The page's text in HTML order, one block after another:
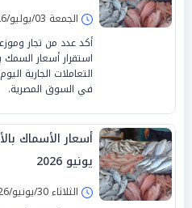
الجمعة 03/يوليو/2026 - 09:30 ص
أكد عدد من تجار
استقرار أسعار السمك
في السوق المصرية.
يونيو 2026
الثلاثاء 30/يونيو/2026 - 09:00 ص